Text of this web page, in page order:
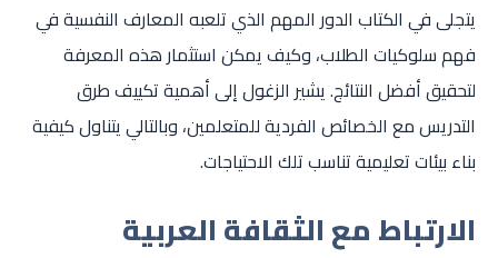
يتجلى في الكتاب الدور المهم الذي تلعبه المعارف النفسية في
فهم سلوكيات الطلاب، وكيف يمكن استثمار هذه المعرفة
لتحقيق أفضل النتائج. يشير الزغول إلى أهمية تكييف طرق
التدريس مع الخصائص الفردية للمتعلمين، وبالتالي يتناول كيفية
بناء بيئات تعليمية تناسب تلك الاحتياجات.
الارتباط مع الثقافة العربية